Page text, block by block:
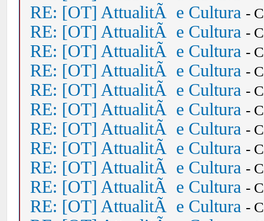
RE: [OT] AttualitÃ e Cultura -
RE: [OT] AttualitÃ e Cultura -
RE: [OT] AttualitÃ e Cultura -
RE: [OT] AttualitÃ e Cultura -
RE: [OT] AttualitÃ e Cultura -
RE: [OT] AttualitÃ e Cultura -
RE: [OT] AttualitÃ e Cultura -
RE: [OT] AttualitÃ e Cultura -
RE: [OT] AttualitÃ e Cultura -
RE: [OT] AttualitÃ e Cultura -
RE: [OT] AttualitÃ e Cultura -